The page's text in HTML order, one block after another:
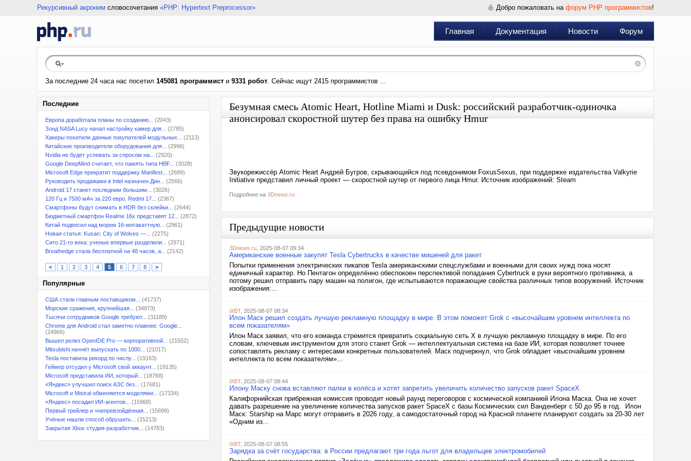
Рекурсивный акроним словосочетания «PHP: Hypertext Preprocessor» Добро пожаловать на форум PHP программистов!
Главная Документация Новости Форум
За последние 24 часа нас посетил 145081 программист и 9331 робот. Сейчас ищут 2415 программистов ...
Последние
Европа доработала планы по созданию...
(2043)
Зонд NASA Lucy начал настройку камер для...
(2785)
Хакеры похитили данные покупателей модульных...
(2113)
Китайские производители оборудования для...
(2996)
Nvidia не будет успевать за спросом на...
(2920)
Google DeepMind считает, что память типа HBF...
(3028)
Microsoft Edge прекратит поддержку Manifest...
(2689)
Руководить продажами в Intel назначен Дин...
(2566)
Android 17 станет последним большим...
(3026)
120 Гц и 7500 мАч за 220 евро. Redmi 17...
(2367)
Смартфоны будут снимать в HDR без склейки...
(2644)
Бюджетный смартфон Realme 16x представят 12...
(2872)
Китай подвесил над морем 16-мегаваттную...
(2961)
Новая статья: Kusan: City of Wolves —...
(2275)
Сито 21-го века: ученые впервые разделили...
(2971)
Breathedge стала бесплатной на 48 часов, а...
(2142)
< 1 2 3 4 5 6 7 8 >
Популярные
США стали главным поставщиком...
(41737)
Морские сражения, крупнейшая...
(34873)
Тысячи сотрудников Google требуют...
(31189)
Chrome для Android стал заметно плавнее: Google...
(24966)
Вышел релиз OpenIDE Pro — корпоративной...
(21552)
Mitsubishi начнёт выпускать по 1000...
(21017)
Tesla поставила рекорд по числу...
(19163)
Геймер отсудил у Microsoft свой аккаунт...
(19135)
Microsoft представила ИИ, который...
(18768)
«Яндекс» улучшил поиск АЗС без...
(17681)
Microsoft и Mistral обменяются моделями...
(17334)
«Яндекс» посадил ИИ-агентов...
(15968)
Первый трейлер и «непревзойдённая...
(15699)
Учёные нашли способ обрушить...
(15213)
Закрытая Xbox студия-разработчик...
(14783)
Безумная смесь Atomic Heart, Hotline Miami и Dusk: российский разработчик-одиночка
анонсировал скоростной шутер без права на ошибку Hmur
Звукорежиссёр Atomic Heart Андрей Бугров, скрывающийся под псевдонимом FoxusSexus, при поддержке издательства Valkyrie
Initiative представил личный проект — скоростной шутер от первого лица Hmur. Источник изображений: Steam
Подробнее на 3Dnews.ru
Предыдущие новости
3Dnews.ru , 2025-08-07 09:34
Американские военные закупят Tesla Cybertrucks в качестве мишеней для ракет
Попытки применения электрических пикапов Tesla американскими спецслужбами и военными для своих нужд пока носят
единичный характер. Но Пентагон определённо обеспокоен перспективой попадания Cybertruck в руки вероятного противника, а
потому решил отправить пару машин на полигон, где испытываются поражающие свойства различных типов вооружений. Источник
изображения:...
iXBT, 2025-08-07 08:34
Илон Маск решил создать лучшую рекламную площадку в мире. В этом поможет Grok с «высочайшим уровнем интеллекта по
всем показателям»
Илон Маск заявил, что его команда стремится превратить социальную сеть X в лучшую рекламную площадку в мире. По его
словам, ключевым инструментом для этого станет Grok — интеллектуальная система на базе ИИ, которая позволяет точнее
сопоставлять рекламу с интересами конкретных пользователей. Маск подчеркнул, что Grok обладает «высочайшим уровнем
интеллекта по всем показателям»...
iXBT, 2025-08-07 08:44
Илону Маску снова вставляют палки в колёса и хотят запретить увеличить количество запусков ракет SpaceX
Калифорнийская прибрежная комиссия проводит новый раунд переговоров с космической компанией Илона Маска. Она не хочет
давать разрешение на увеличение количества запусков ракет SpaceX с базы Космических сил Ванденберг с 50 до 95 в год. Илон
Маск: Starship на Марс могут отправить в 2026 году, а самодостаточный город на Красной планете планируют создать за 20-30 лет
«Одним из...
iXBT, 2025-08-07 08:55
Зарядка за счёт государства: в России предлагают три года льгот для владельцев электромобилей